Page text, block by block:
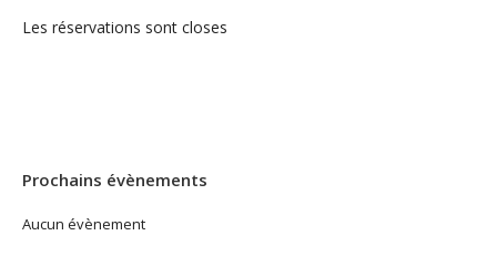
Les réservations sont closes
Prochains évènements
Aucun évènement